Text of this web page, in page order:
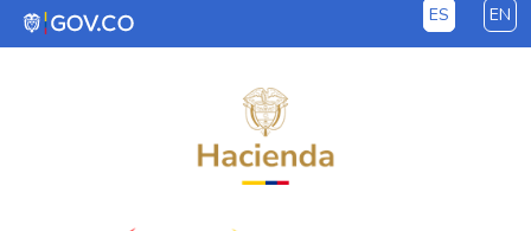
Saltar al contenido principal ES EN